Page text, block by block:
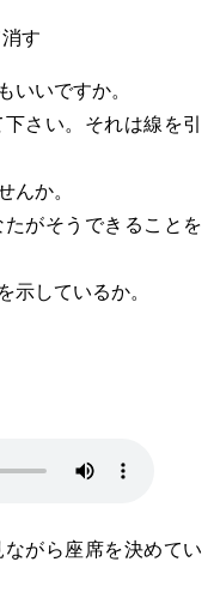
す
いいですか。
さい。それは線を引
んか。
がそうできることを
示しているか。
がら座席を決めてい